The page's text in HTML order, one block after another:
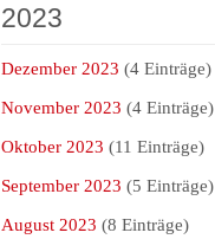
2023
Dezember 2023 (4 Einträge)
November 2023 (4 Einträge)
Oktober 2023 (11 Einträge)
September 2023 (5 Einträge)
August 2023 (8 Einträge)